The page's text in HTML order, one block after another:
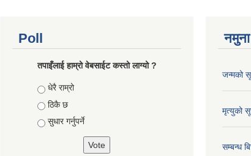
Poll
तपाइँलाई हाम्रो वेबसाईट कस्तो लाग्यो ?
Choices
धेरै राम्रो
ठिकै छ
सुधार गर्नुपर्ने
जन्मको
मृत्युको
सम्बन्ध